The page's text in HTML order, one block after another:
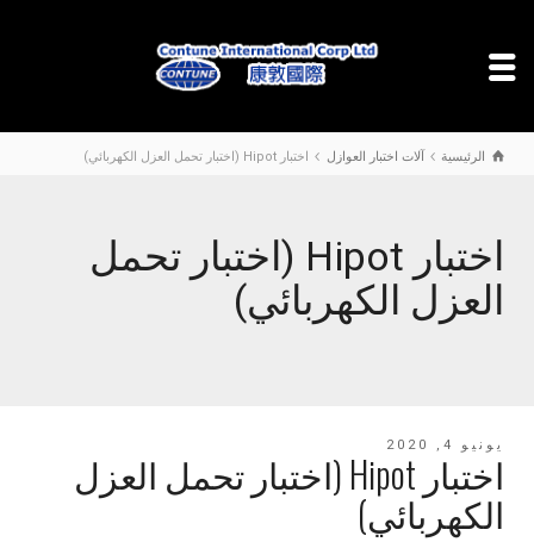
الرئيسية آلات اختبار العوازل اختبار Hipot (اختبار تحمل العزل الكهربائي)
اختبار Hipot (اختبار تحمل
العزل الكهربائي)
يونيو 4, 2020
اختبار Hipot (اختبار تحمل العزل
الكهربائي)